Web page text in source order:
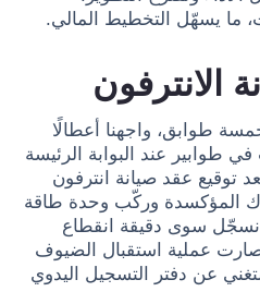
ما يسهّل التخطيط المالي.
الانترفون
طوابق، واجهنا أعطالًا
طوابير عند البوابة الرئيسة
توقيع عقد صيانة انترفون
المؤكسدة وركّب وحدة طاقة
نسجّل سوى دقيقة انقطاع
عملية استقبال الضيوف
عن دفتر التسجيل اليدوي